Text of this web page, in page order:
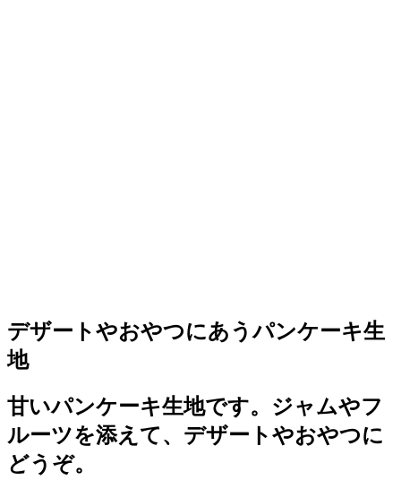
デザートやおやつにあうパンケーキ生
地
甘いパンケーキ生地です。ジャムやフ
ルーツを添えて、デザートやおやつに
どうぞ。